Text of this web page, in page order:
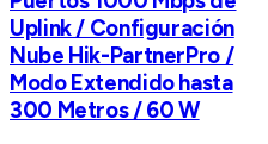
Uplink / Configuración
Nube Hik-PartnerPro /
Modo Extendido hasta
300 Metros / 60 W